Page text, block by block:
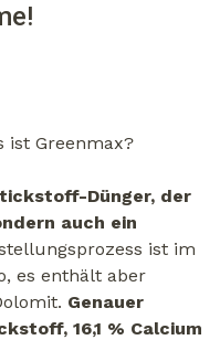
ist Greenmax?
Dünger, der
auch ein
ist im
es enthält aber
Genauer
16,1 % Calcium